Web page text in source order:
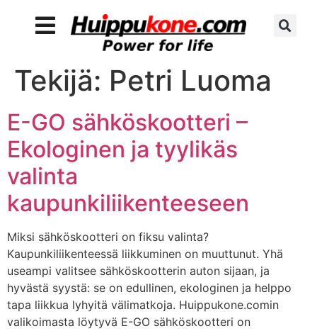
Tekijä: Petri Luoma
E-GO sähköskootteri –
Ekologinen ja tyylikäs
valinta
kaupunkiliikenteeseen
Miksi sähköskootteri on fiksu valinta?
Kaupunkiliikenteessä liikkuminen on muuttunut. Yhä
useampi valitsee sähköskootterin auton sijaan, ja
hyvästä syystä: se on edullinen, ekologinen ja helppo
tapa liikkua lyhyitä välimatkoja. Huippukone.comin
valikoimasta löytyvä E-GO sähköskootteri on